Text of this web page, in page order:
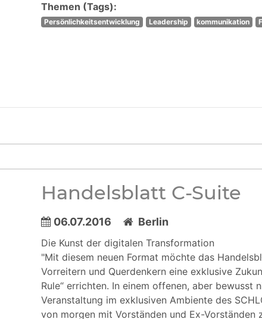
Themen (Tags):
Persönlichkeitsentwicklung Leadership kommunikation
Handelsblatt C-Suite
06.07.2016 Berlin
Die Kunst der digitalen Transformation
"Mit diesem neuen Format möchte das
Vorreitern und Querdenkern eine exklusive
Rule“ errichten. In einem offenen, aber
Veranstaltung im exklusiven Ambiente des
von morgen mit Vorständen und Ex-Vorständen